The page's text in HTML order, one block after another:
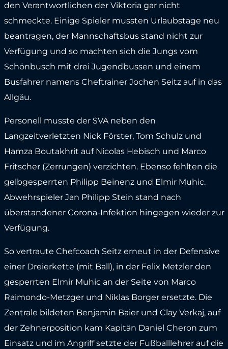
den Verantwortlichen der Viktoria gar nicht
schmeckte. Einige Spieler mussten Urlaubstage neu
beantragen, der Mannschaftsbus stand nicht zur
Verfügung und so machten sich die Jungs vom
Schönbusch mit drei Jugendbussen und einem
Busfahrer namens Cheftrainer Jochen Seitz auf in das
Allgäu.
Personell musste der SVA neben den
Langzeitverletzten Nick Förster, Tom Schulz und
Hamza Boutakhrit auf Nicolas Hebisch und Marco
Fritscher (Zerrungen) verzichten. Ebenso fehlten die
gelbgesperrten Philipp Beinenz und Elmir Muhic.
Abwehrspieler Jan Philipp Stein stand nach
überstandener Corona-Infektion hingegen wieder zur
Verfügung.
So vertraute Chefcoach Seitz erneut in der Defensive
einer Dreierkette (mit Ball), in der Felix Metzler den
gesperrten Elmir Muhic an der Seite von Marco
Raimondo-Metzger und Niklas Borger ersetzte. Die
Zentrale bildeten Benjamin Baier und Clay Verkaj, auf
der Zehnerposition kam Kapitän Daniel Cheron zum
Einsatz und im Angriff setzte der Fußballlehrer auf die